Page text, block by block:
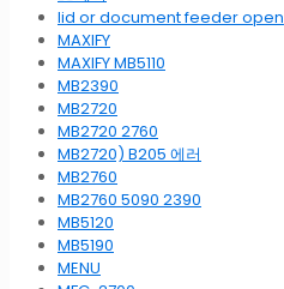
lid or document feeder open
MAXIFY
MAXIFY MB5110
MB2390
MB2720
MB2720 2760
MB2720) B205 에러
MB2760
MB2760 5090 2390
MB5120
MB5190
MENU